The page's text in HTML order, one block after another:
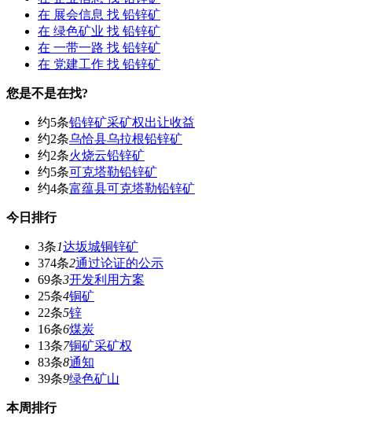
在 展会信息 找 铅锌矿
在 绿色矿业 找 铅锌矿
在 一带一路 找 铅锌矿
在 党建工作 找 铅锌矿
您是不是在找?
约5条铅锌矿采矿权出让收益
约2条乌恰县乌拉根铅锌矿
约2条火烧云铅锌矿
约5条可克塔勒铅锌矿
约4条富蕴县可克塔勒铅锌矿
今日排行
3条1达坂城铜锌矿
374条2通过论证的公示
69条3开发利用方案
25条4铜矿
22条5锌
16条6煤炭
13条7铜矿采矿权
83条8通知
39条9绿色矿山
本周排行